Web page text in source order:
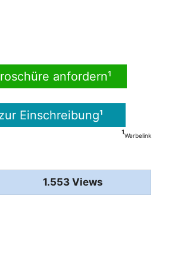
anfordern¹
Einschreibung¹
¹Werbelink
1.553 Views